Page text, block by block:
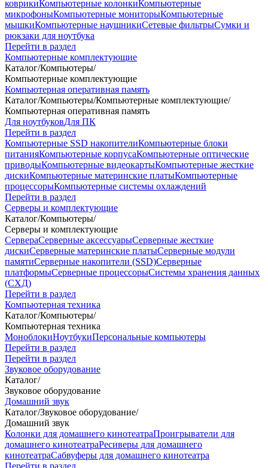
коврикиКомпьютерные колонкиКомпьютерные
микрофоныКомпьютерные мониторыКомпьютерные
мышкиКомпьютерные наушникиСетевые фильтрыСумки и
рюкзаки для ноутбука
Перейти в раздел
Компьютерные комплектующие
Каталог/Компьютеры/
Компьютерные комплектующие
Компьютерная оперативная память
Каталог/Компьютеры/Компьютерные комплектующие/
Компьютерная оперативная память
Для ноутбуковДля ПК
Перейти в раздел
Компьютерные SSD накопителиКомпьютерные блоки
питанияКомпьютерные корпусаКомпьютерные оптические
приводыКомпьютерные видеокартыКомпьютерные жесткие
дискиКомпьютерные материнские платыКомпьютерные
процессорыКомпьютерные системы охлаждений
Перейти в раздел
Серверы и комплектующие
Каталог/Компьютеры/
Серверы и комплектующие
СервераСерверные аксессуарыСерверные жесткие
дискиСерверные материнские платыСерверные модули
памятиСерверные накопители (SSD)Серверные
платформыСерверные процессорыСистемы хранения данных
(СХД)
Перейти в раздел
Компьютерная техника
Каталог/Компьютеры/
Компьютерная техника
МоноблокиНоутбукиПерсональные компьютеры
Перейти в раздел
Перейти в раздел
Звуковое оборудование
Каталог/
Звуковое оборудование
Домашний звук
Каталог/Звуковое оборудование/
Домашний звук
Колонки для домашнего кинотеатраПроигрыватели для
домашнего кинотеатраРесиверы для домашнего
кинотеатраСабвуферы для домашнего кинотеатра
Перейти в раздел